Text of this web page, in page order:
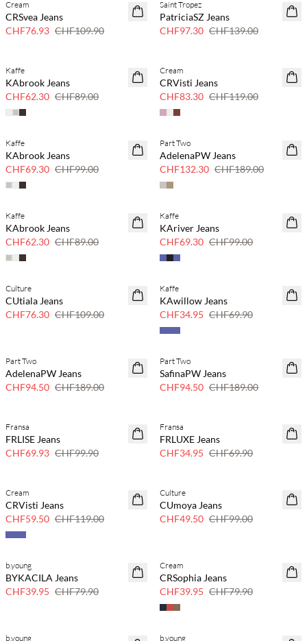
SAVE20
Cream
CRSvea Jeans
CHF76.93 CHF109.90
SAVE20
Saint Tropez
PatriciaSZ Jeans
CHF97.30 CHF139.00
SAVE20
Kaffe
KAbrook Jeans
CHF62.30 CHF89.00
SAVE20
Cream
CRVisti Jeans
CHF83.30 CHF119.00
SAVE20
Kaffe
KAbrook Jeans
CHF69.30 CHF99.00
SAVE20
Part Two
AdelenaPW Jeans
CHF132.30 CHF189.00
SAVE20
Kaffe
KAbrook Jeans
CHF62.30 CHF89.00
SAVE20
Kaffe
KAriver Jeans
CHF69.30 CHF99.00
SAVE20
Culture
CUtiala Jeans
CHF76.30 CHF109.00
SAVE20
Kaffe
KAwillow Jeans
CHF34.95 CHF69.90
SAVE20
Part Two
AdelenaPW Jeans
CHF94.50 CHF189.00
SAVE20
Part Two
SafinaPW Jeans
CHF94.50 CHF189.00
SAVE20
Fransa
FRLISE Jeans
CHF69.93 CHF99.90
SAVE20
Fransa
FRLUXE Jeans
CHF34.95 CHF69.90
SAVE20
Cream
CRVisti Jeans
CHF59.50 CHF119.00
SAVE20
50 % Rabatt
Culture
CUmoya Jeans
CHF49.50 CHF99.00
SAVE20
b.young
BYKACILA Jeans
CHF39.95 CHF79.90
SAVE20
50 % Rabatt
Cream
CRSophia Jeans
CHF39.95 CHF79.90
b.young b.young